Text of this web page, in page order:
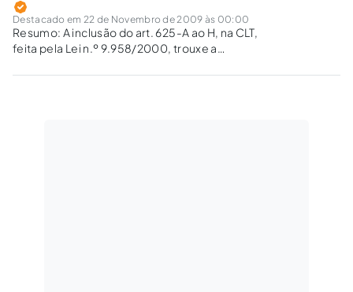
Destacado em 22 de Novembro de 2009 às 00:00
Resumo: A inclusão do art. 625-A ao H, na CLT,
feita pela Lei n.º 9.958/2000, trouxe a
individuais trabalhistas à Comissão de